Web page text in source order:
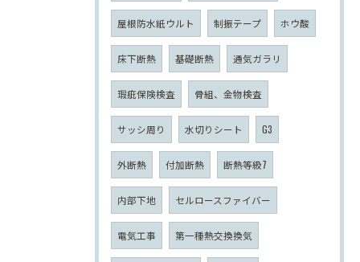
屋根防水紙ウルト 制振テープ ホウ酸
床下断熱 基礎断熱 通気ガラリ
瑕疵保険検査 骨組、金物検査
サッシ周り 水切りシート G3
外断熱 付加断熱 断熱等級7
内部下地 セルロースファイバー
電気工事 第一種熱交換換気